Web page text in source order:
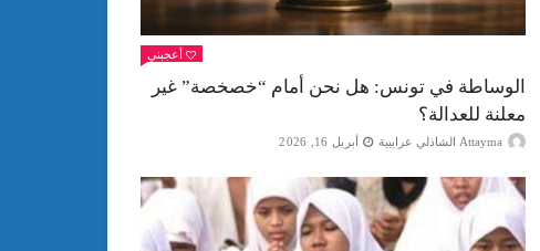
أعجبني
الوساطة في تونس: هل نحن أمام “خصخصة” غير
معلنة للعدالة؟
Attayma الشاذلي عرايبية أبريل 16, 2026